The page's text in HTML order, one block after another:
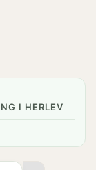
I HERLEV